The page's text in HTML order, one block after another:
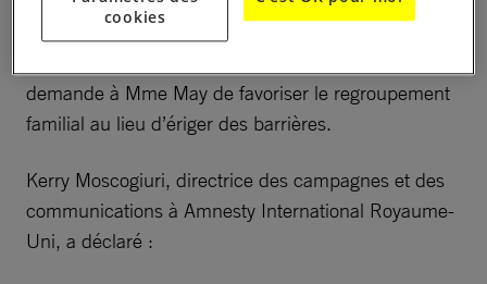
demande à Mme May de favoriser le regroupement
familial au lieu d’ériger des barrières.
Kerry Moscogiuri, directrice des campagnes et des
communications à Amnesty International Royaume-
Uni, a déclaré :
cookies